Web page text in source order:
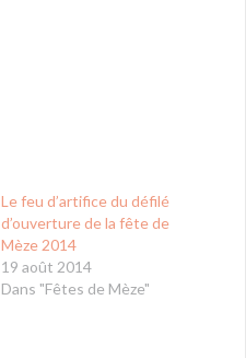
Le feu d’artifice du défilé
d’ouverture de la fête de
Mèze 2014
19 août 2014
Dans "Fêtes de Mèze"